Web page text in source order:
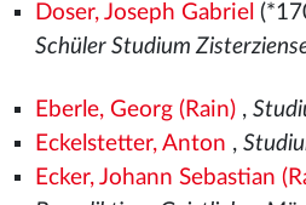
Doser, Joseph Gabriel
Schüler Studium
Eberle, Georg (Rain),
Eckelstetter, Anton ,
Ecker, Johann Sebastian